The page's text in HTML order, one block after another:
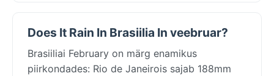
Does It Rain In Brasiilia In veebruar?
Brasiiliai February on märg enamikus
piirkondades: Rio de Janeirois sajab 188mm